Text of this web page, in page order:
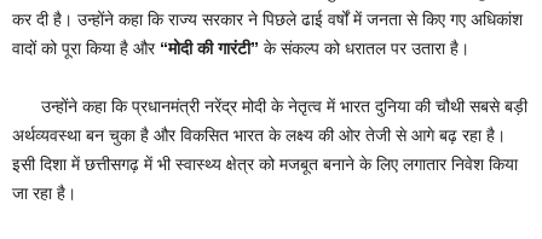
कर दी है। उन्होंने कहा कि राज्य सरकार ने पिछले ढाई वर्षों में जनता से किए गए अधिकांश
वादों को पूरा किया है और “मोदी की गारंटी” के संकल्प को धरातल पर उतारा है।
उन्होंने कहा कि प्रधानमंत्री नरेंद्र मोदी के नेतृत्व में भारत दुनिया की चौथी सबसे बड़ी
अर्थव्यवस्था बन चुका है और विकसित भारत के लक्ष्य की ओर तेजी से आगे बढ़ रहा है।
इसी दिशा में छत्तीसगढ़ में भी स्वास्थ्य क्षेत्र को मजबूत बनाने के लिए लगातार निवेश किया
जा रहा है।